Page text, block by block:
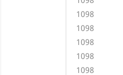
1098
1098
1098
1098
1098